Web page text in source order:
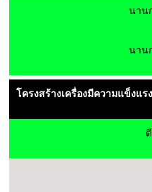
นาน
นาน
โครงสร้างเครื่องมีความแข็งแร